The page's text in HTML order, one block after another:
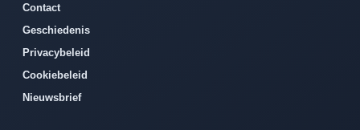
Contact
Geschiedenis
Privacybeleid
Cookiebeleid
Nieuwsbrief